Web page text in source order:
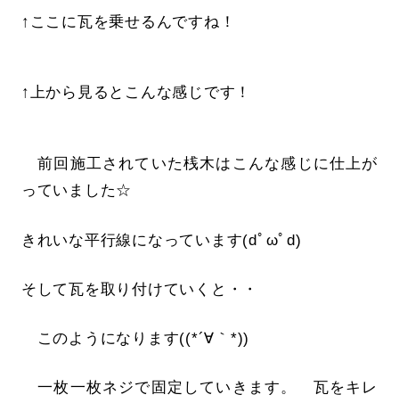
↑ここに瓦を乗せるんですね！
↑上から見るとこんな感じです！
前回施工されていた桟木はこんな感じに仕上が
っていました☆
きれいな平行線になっています(dﾟωﾟd)
そして瓦を取り付けていくと・・
このようになります((*´∀｀*))
一枚一枚ネジで固定していきます。 瓦をキレ